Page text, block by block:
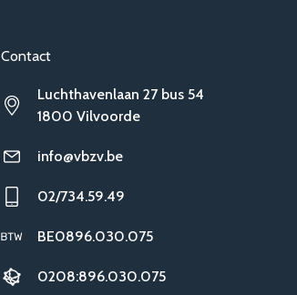
Contact
Luchthavenlaan 27 bus 54
1800 Vilvoorde
info@vbzv.be
02/734.59.49
BE0896.030.075
0208:896.030.075